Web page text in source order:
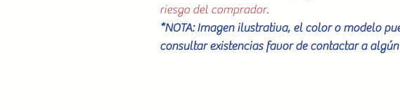
riesgo del comprador.
*NOTA: Imagen ilustrativa, el color o modelo
consultar existencias favor de contactar a